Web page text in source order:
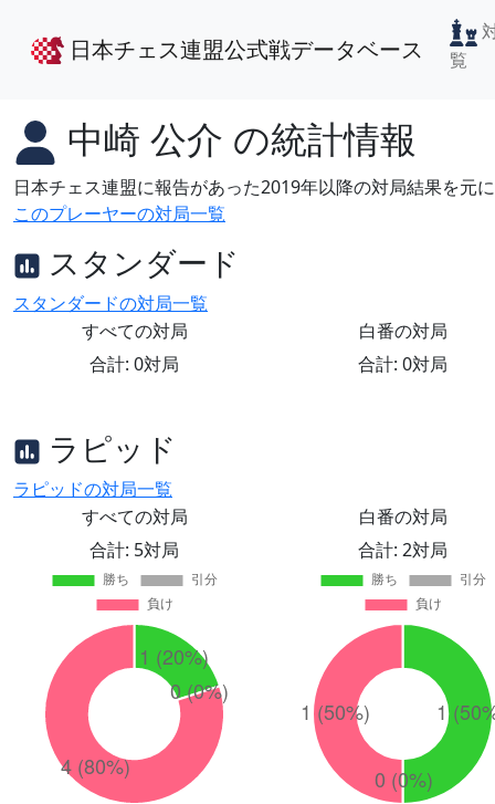
日本チェス連盟公式戦データベース
覧
中崎 公介 の統計情報
日本チェス連盟に報告があった2019年以降の対局結果を元
このプレーヤーの対局一覧
スタンダード
スタンダードの対局一覧
すべての対局
合計: 0対局
白番の対局
合計: 0対局
ラピッド
ラピッドの対局一覧
すべての対局
合計: 5対局
白番の対局
合計: 2対局